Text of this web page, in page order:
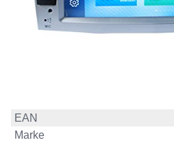
EAN
Marke